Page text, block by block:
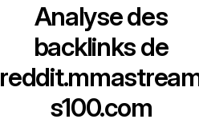
Analyse des
backlinks de
s100.com